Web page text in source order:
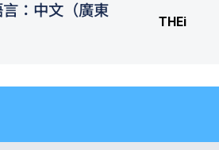
：中文（廣東
THEi